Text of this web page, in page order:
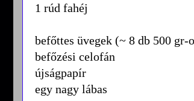
1 rúd fahéj
befőttes üvegek (~ 8 db 500 gr-
befőzési celofán
újságpapír
egy nagy lábas